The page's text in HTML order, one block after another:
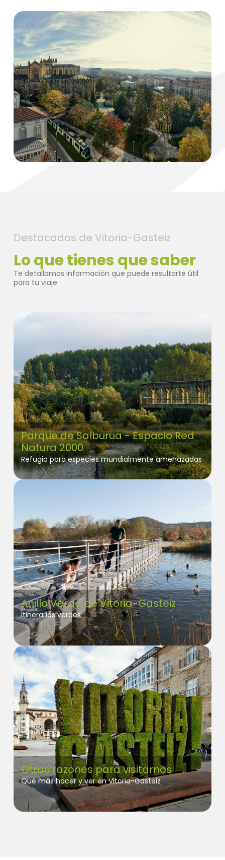
Destacados de Vitoria-Gasteiz
Lo que tienes que saber
Te detallamos información que puede resultarte útil
para tu viaje
Parque de Salburua - Espacio Red
Natura 2000
Refugio para especies mundialmente amenazadas
Anillo Verde de Vitoria-Gasteiz
Itinerarios verdes
Otras razones para visitarnos
Qué más hacer y ver en Vitoria-Gasteiz